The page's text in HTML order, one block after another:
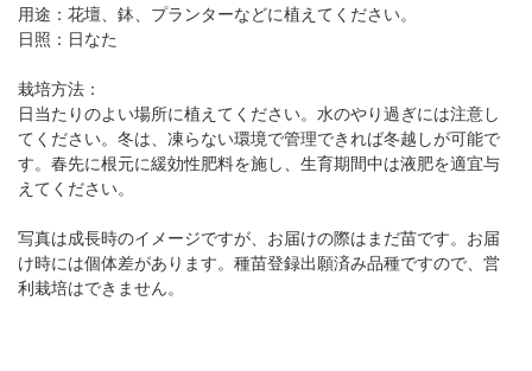
用途：花壇、鉢、プランターなどに植えてください。
日照：日なた
栽培方法：
日当たりのよい場所に植えてください。水のやり過ぎには注意し
てください。冬は、凍らない環境で管理できれば冬越しが可能で
す。春先に根元に緩効性肥料を施し、生育期間中は液肥を適宜与
えてください。
写真は成長時のイメージですが、お届けの際はまだ苗です。お届
け時には個体差があります。種苗登録出願済み品種ですので、営
利栽培はできません。